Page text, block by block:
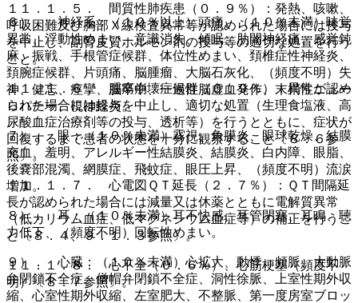
６）． 神経系：（１０％以上）頭痛、（１０％未満）味覚
異常、浮動性めまい、意識消失、傾眠、肋間神経痛、感覚鈍
麻、振戦、手根管症候群、体位性めまい、頚椎症性神経炎、
頚腕症候群、片頭痛、脳腫瘤、大脳石灰化、（頻度不明）失
神、健忘、痙攣、脳卒中、一過性脳虚血発作、末梢性ニュー
ロパチー、視神経炎。
７）． 眼：（１０％未満）霧視、角膜炎、眼球乾燥、結膜
充血、羞明、アレルギー性結膜炎、結膜炎、白内障、眼脂、
後嚢部混濁、網膜症、飛蚊症、眼圧上昇、（頻度不明）流涙
増加。
８）． 耳：（１０％未満）耳不快感、耳管閉塞、耳鳴、聴
力低下、（頻度不明）回転性めまい。
９）． 心臓：（１０％未満）心拡大、動悸、頻脈、大動脈
弁閉鎖不全症、僧帽弁閉鎖不全症、洞性徐脈、上室性期外収
縮、心室性期外収縮、左室肥大、不整脈、第一度房室ブロッ
１１．１．５． 間質性肺疾患（０．９％）：発熱、咳嗽、
呼吸困難及び胸部Ｘ線検査異常等が認められた場合には投与
を中止し、副腎皮質ホルモン剤の投与等の適切な処置を行う
こと。
１１．１．６． 腫瘍崩壊症候群（０．９％）：異常が認め
られた場合には投与を中止し、適切な処置（生理食塩液、高
尿酸血症治療剤等の投与、透析等）を行うとともに、症状が
回復するまで患者の状態を十分に観察すること〔８．６参
照〕。
１１．１．７． 心電図ＱＴ延長（２．７％）：ＱＴ間隔延
長が認められた場合には減量又は休薬とともに電解質異常
（低カリウム血症、低マグネシウム血症等）の補正を行うこ
と〔８．４、９．１．３参照〕。
１１．１．８． 心不全（０．６％）、心筋梗塞（頻度不
明）〔８．７参照〕。